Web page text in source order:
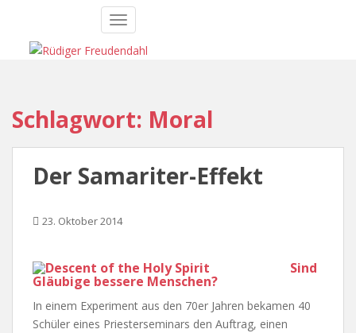
TOGGLE NAVIGATION
Schlagwort: Moral
Der Samariter-Effekt
23. Oktober 2014
Sind
Gläubige bessere Menschen?
In einem Experiment aus den 70er Jahren bekamen 40
Schüler eines Priesterseminars den Auftrag, einen